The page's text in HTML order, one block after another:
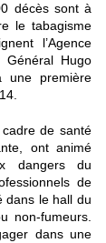
décès sont à
le tabagisme
l’Agence
Hugo
une première
de santé
ont animé
dangers du
de
dans le hall du
non-fumeurs.
dans une